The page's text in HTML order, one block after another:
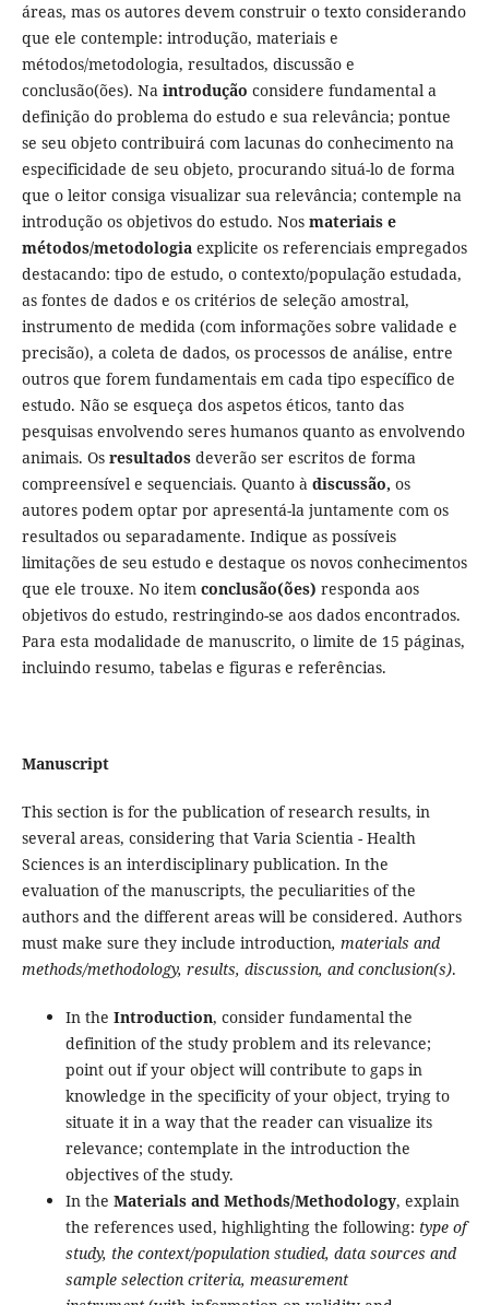
áreas, mas os autores devem construir o texto considerando
que ele contemple: introdução, materiais e
métodos/metodologia, resultados, discussão e
conclusão(ões). Na introdução considere fundamental a
definição do problema do estudo e sua relevância; pontue
se seu objeto contribuirá com lacunas do conhecimento na
especificidade de seu objeto, procurando situá-lo de forma
que o leitor consiga visualizar sua relevância; contemple na
introdução os objetivos do estudo. Nos materiais e
métodos/metodologiaexplicite os referenciais empregados
destacando: tipo de estudo, o contexto/população estudada,
as fontes de dados e os critérios de seleção amostral,
instrumento de medida (com informações sobre validade e
precisão), a coleta de dados, os processos de análise, entre
outros que forem fundamentais em cada tipo específico de
estudo. Não se esqueça dos aspetos éticos, tanto das
pesquisas envolvendo seres humanos quanto as envolvendo
animais. Os resultadosdeverão ser escritos de forma
compreensível e sequenciais. Quanto à discussão, os
autores podem optar por apresentá-la juntamente com os
resultados ou separadamente. Indique as possíveis
limitações de seu estudo e destaque os novos conhecimentos
que ele trouxe. No item conclusão(ões) responda aos
objetivos do estudo, restringindo-se aos dados encontrados.
Para esta modalidade de manuscrito, o limite de 15 páginas,
incluindo resumo, tabelas e figuras e referências.
Manuscript
This section is for the publication of research results, in
several areas, considering that Varia Scientia - Health
Sciences is an interdisciplinary publication. In the
evaluation of the manuscripts, the peculiarities of the
authors and the different areas will be considered. Authors
must make sure they include introduction, materials and
methods/methodology, results, discussion, and conclusion(s).
In the Introduction, consider fundamental the
definition of the study problem and its relevance;
point out if your object will contribute to gaps in
knowledge in the specificity of your object, trying to
situate it in a way that the reader can visualize its
relevance; contemplate in the introduction the
objectives of the study.
In the Materials and Methods/Methodology, explain
the references used, highlighting the following: type of
study, the context/population studied, data sources and
sample selection criteria, measurement